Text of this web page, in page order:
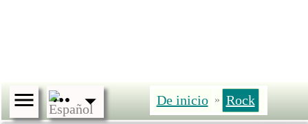
De inicio » Rock